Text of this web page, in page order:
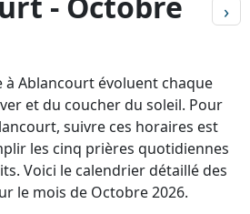
›
à Ablancourt évoluent chaque
et du coucher du soleil. Pour
suivre ces horaires est
les cinq prières quotidiennes
Voici le calendrier détaillé des
le mois de Octobre 2026.